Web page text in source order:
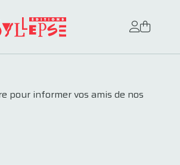
pour informer vos amis de nos